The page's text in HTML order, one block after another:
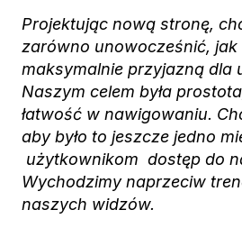
Projektując nową stronę,
zarówno unowocześnić, jak
maksymalnie przyjazną dla
Naszym celem była
łatwość w nawigowaniu.
aby było to jeszcze jedno
użytkownikom dostęp do
Wychodzimy naprzeciw
naszych widzów.